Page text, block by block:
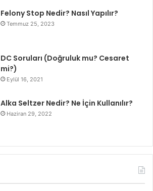
Felony Stop Nedir? Nasıl Yapılır?
Temmuz 25, 2023
DC Soruları (Doğruluk mu? Cesaret
mi?)
Eylül 16, 2021
Alka Seltzer Nedir? Ne İçin Kullanılır?
Haziran 29, 2022